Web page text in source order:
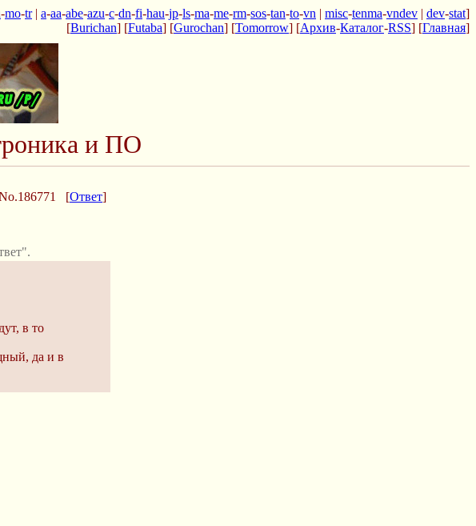
-mo-tr| a-aa-abe-azu-c-dn-fi-hau-jp-ls-ma-me-rm-sos-tan-to-vn | misc-tenma-vndev | dev-stat]
[Burichan] [Futaba] [Gurochan] [Tomorrow] [Архив-Каталог-RSS] [Главная]
и ПО
[Ответ]
в то
да и в